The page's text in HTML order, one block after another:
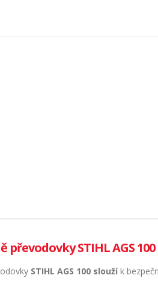
STIHL AGS 100
STIHL AGS 100 sloužík